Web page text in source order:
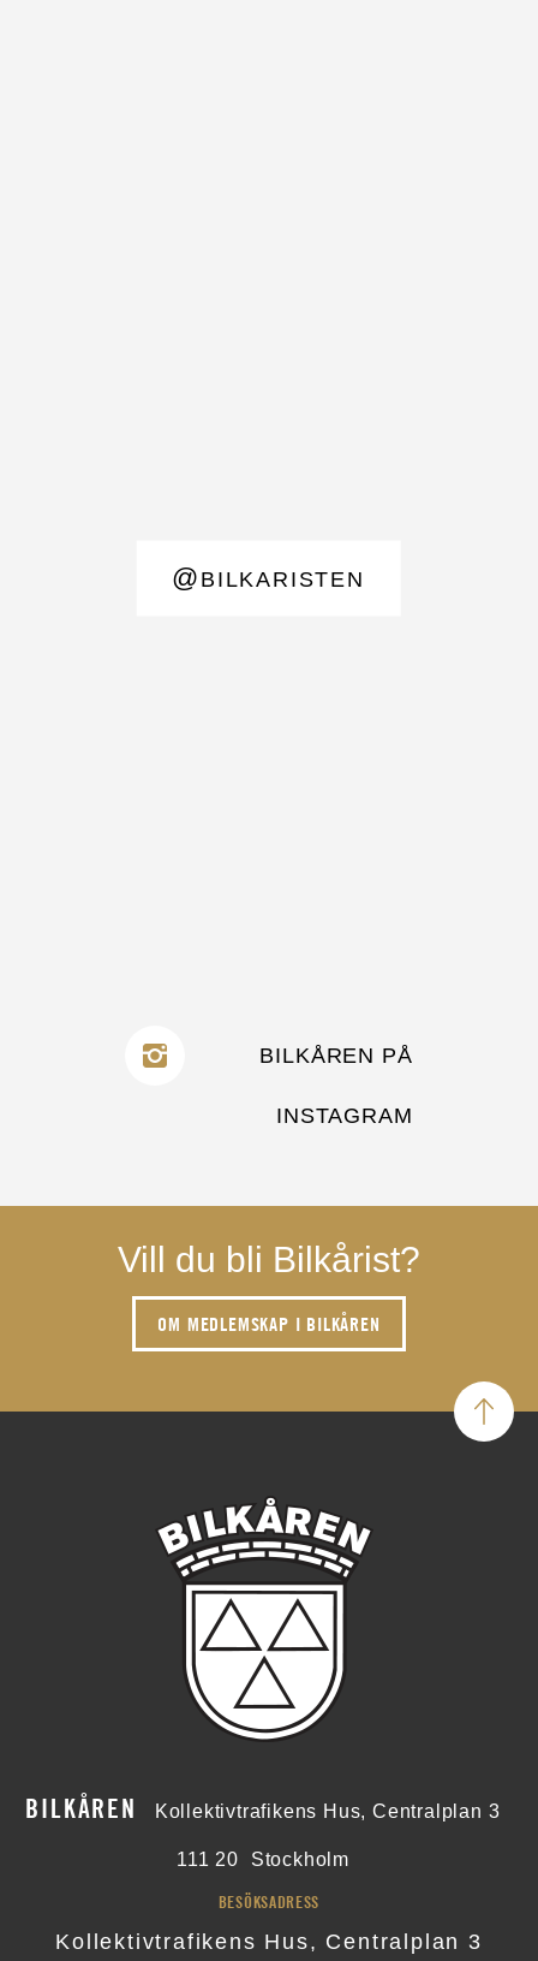
@ BILKARISTEN
BILKÅREN PÅ
INSTAGRAM
Vill du bli Bilkårist?
OM MEDLEMSKAP I BILKÅREN
BILKÅREN Kollektivtrafikens Hus, Centralplan 3
111 20 Stockholm
BESÖKSADRESS
Kollektivtrafikens Hus, Centralplan 3